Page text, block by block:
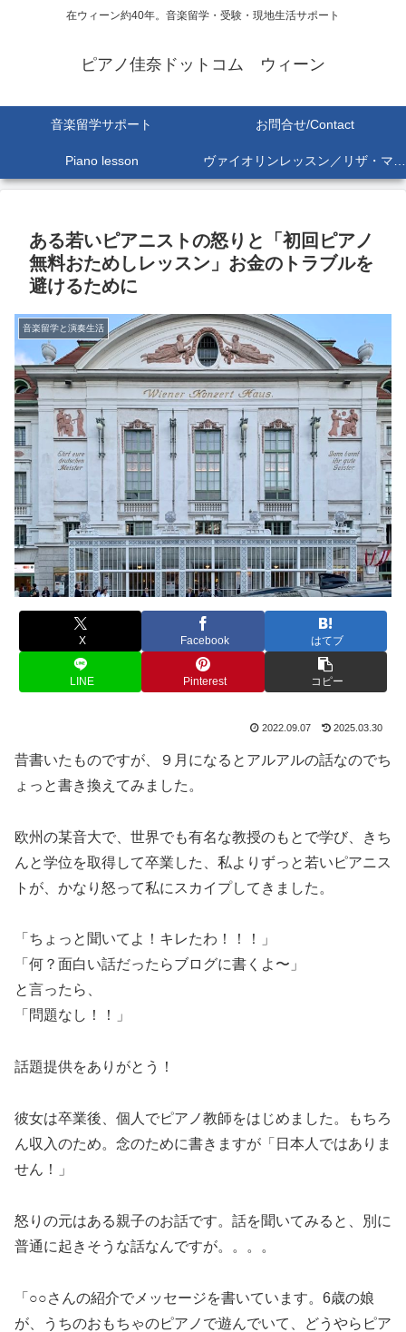
在ウィーン約40年。音楽留学・受験・現地生活サポート
ピアノ佳奈ドットコム ウィーン
音楽留学サポート お問合せ/Contact
Piano lesson ヴァイオリンレッスン／リザ・マリア Lisa-Maria SEKINE
ある若いピアニストの怒りと「初回ピアノ
無料おためしレッスン」お金のトラブルを
避けるために
音楽留学と演奏生活
X Facebook はてブ
LINE Pinterest コピー
2022.09.07 2025.03.30
昔書いたものですが、９月になるとアルアルの話なのでち
ょっと書き換えてみました。
欧州の某音大で、世界でも有名な教授のもとで学び、きち
んと学位を取得して卒業した、私よりずっと若いピアニス
トが、かなり怒って私にスカイプしてきました。
「ちょっと聞いてよ！キレたわ！！！」
「何？面白い話だったらブログに書くよ〜」
と言ったら、
「問題なし！！」
話題提供をありがとう！
彼女は卒業後、個人でピアノ教師をはじめました。もちろ
ん収入のため。念のために書きますが「日本人ではありま
せん！」
怒りの元はある親子のお話です。話を聞いてみると、別に
普通に起きそうな話なんですが。。。。
「○○さんの紹介でメッセージを書いています。6歳の娘
が、うちのおもちゃのピアノで遊んでいて、どうやらピア